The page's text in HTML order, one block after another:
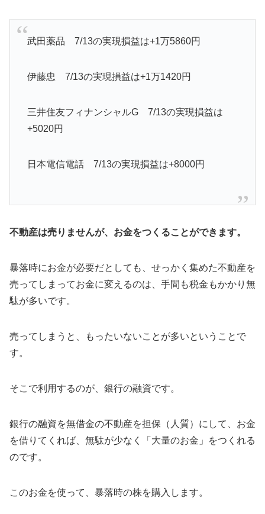
武田薬品 7/13の実現損益は+1万5860円
伊藤忠 7/13の実現損益は+1万1420円
三井住友フィナンシャルG 7/13の実現損益は
+5020円
日本電信電話 7/13の実現損益は+8000円
不動産は売りませんが、お金をつくることができます。
暴落時にお金が必要だとしても、せっかく集めた不動産を
売ってしまってお金に変えるのは、手間も税金もかかり無
駄が多いです。
売ってしまうと、もったいないことが多いということで
す。
そこで利用するのが、銀行の融資です。
銀行の融資を無借金の不動産を担保（人質）にして、お金
を借りてくれば、無駄が少なく「大量のお金」をつくれる
のです。
このお金を使って、暴落時の株を購入します。